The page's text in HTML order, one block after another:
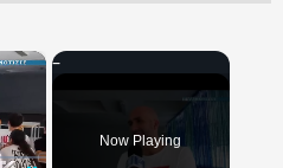
×
Now Playing